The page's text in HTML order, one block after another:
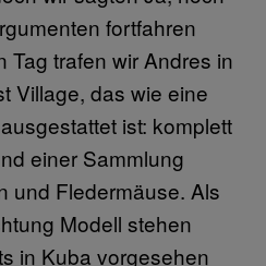
fortfahren
Tag trafen wir Andres in
Village, das wie eine
ist: komplett
einer Sammlung
und Fledermäuse. Als
Modell stehen
in Kuba vorgesehen